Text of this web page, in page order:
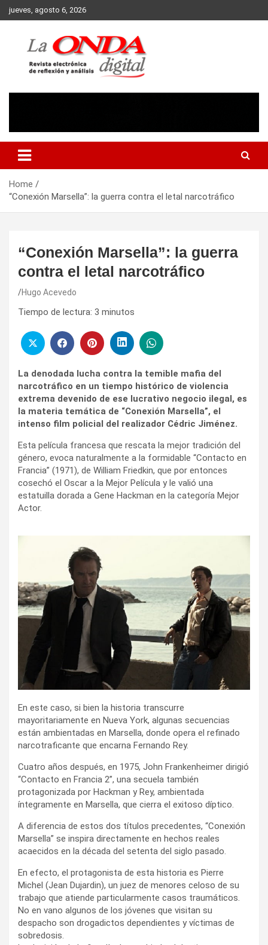
Skip
to
jueves, agosto 6, 2026
Home
“Conexión Marsella”: la guerra contra el letal narcotráfico
“Conexión Marsella”: la guerra
contra el letal narcotráfico
Hugo Acevedo
Tiempo de lectura: 3 minutos
La denodada lucha contra la temible mafia del
narcotráfico en un tiempo histórico de violencia
extrema devenido de ese lucrativo negocio ilegal, es
la materia temática de “Conexión Marsella”, el
intenso film policial del realizador Cédric Jiménez.
Esta película francesa que rescata la mejor tradición del
género, evoca naturalmente a la formidable “Contacto en
Francia” (1971), de William Friedkin, que por entonces
cosechó el Oscar a la Mejor Película y le valió una
estatuilla dorada a Gene Hackman en la categoría Mejor
Actor.
En este caso, si bien la historia transcurre
mayoritariamente en Nueva York, algunas secuencias
están ambientadas en Marsella, donde opera el refinado
narcotraficante que encarna Fernando Rey.
Cuatro años después, en 1975, John Frankenheimer dirigió
“Contacto en Francia 2”, una secuela también
protagonizada por Hackman y Rey, ambientada
íntegramente en Marsella, que cierra el exitoso díptico.
A diferencia de estos dos títulos precedentes, “Conexión
Marsella” se inspira directamente en hechos reales
acaecidos en la década del setenta del siglo pasado.
En efecto, el protagonista de esta historia es Pierre
Michel (Jean Dujardin), un juez de menores celoso de su
trabajo que atiende particularmente casos traumáticos.
No en vano algunos de los jóvenes que visitan su
despacho son drogadictos dependientes y víctimas de
sobredosis.